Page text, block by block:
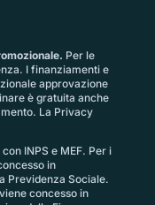
Per le
. I finanziamenti e
approvazione
è gratuita anche
La Privacy
INPS e MEF. Per i
in
Previdenza Sociale.
concesso in